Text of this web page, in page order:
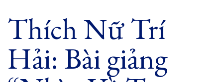
Thích Nữ Trí
Hải: Bài giảng